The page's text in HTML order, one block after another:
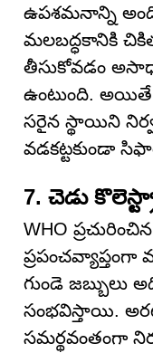
ఉపశమనాన్ని
మలబద్ధకానికి
తీసుకోవడం
ఉంటుంది.
సరైన స్థాయిని
వడకట్టకుండా
7. చెడు
WHO
గుండె జబ్బులు
సంభవిస్తాయి.
సమర్థవంతంగా